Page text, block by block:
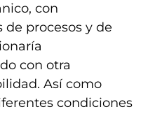
con
procesos y de
con otra
Así como
condiciones